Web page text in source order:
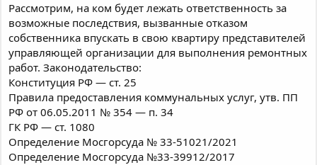
Рассмотрим, на ком будет лежать ответственность за
возможные последствия, вызванные отказом
собственника впускать в свою квартиру представителей
управляющей организации для выполнения ремонтных
работ. Законодательство:
Конституция РФ — ст. 25
Правила предоставления коммунальных услуг, утв. ПП
РФ от 06.05.2011 № 354 — п. 34
ГК РФ — ст. 1080
Определение Мосгорсуда № 33-51021/2021
Определение Мосгорсуда №33-39912/2017